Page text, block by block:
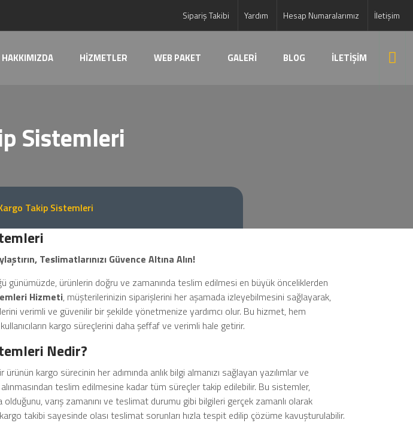
Sipariş Takibi Yardım Hesap Numaralarımız İletişim
HAKKIMIZDA HİZMETLER WEB PAKET GALERİ BLOG İLETİŞİM
Sistemleri
Takip Sistemleri
Teslimatlarınızı Güvence Altına Alın!
günümüzde, ürünlerin doğru ve zamanında teslim edilmesi en büyük önceliklerden
Hizmeti, müşterilerinizin siparişlerini her aşamada izleyebilmesini sağlayarak,
verimli ve güvenilir bir şekilde yönetmenize yardımcı olur. Bu hizmet, hem
kargo süreçlerini daha şeffaf ve verimli hale getirir.
Nedir?
kargo sürecinin her adımında anlık bilgi almanızı sağlayan yazılımlar ve
teslim edilmesine kadar tüm süreçler takip edilebilir. Bu sistemler,
varış zamanını ve teslimat durumu gibi bilgileri gerçek zamanlı olarak
takibi sayesinde olası teslimat sorunları hızla tespit edilip çözüme kavuşturulabilir.